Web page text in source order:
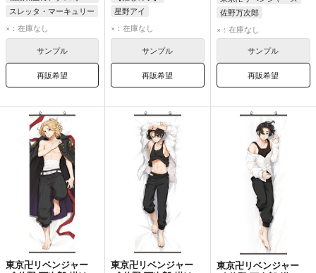
スレッタ・マーキュリー
×：在庫なし
サンプル
再販希望
星野アイ
×：在庫なし
サンプル
再販希望
佐野万次郎
×：在庫なし
サンプル
再販希望
東京卍リベンジャー
東京卍リベンジャー
東京卍リベンジャー